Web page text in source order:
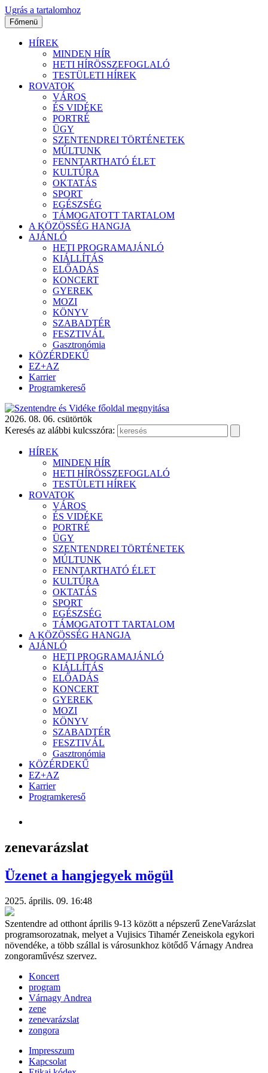
Ugrás a tartalomhoz
Főmenü
HÍREK
MINDEN HÍR
HETI HÍRÖSSZEFOGLALÓ
TESTÜLETI HÍREK
ROVATOK
VÁROS
ÉS VIDÉKE
PORTRÉ
ÜGY
SZENTENDREI TÖRTÉNETEK
MÚLTUNK
FENNTARTHATÓ ÉLET
KULTÚRA
OKTATÁS
SPORT
EGÉSZSÉG
TÁMOGATOTT TARTALOM
A KÖZÖSSÉG HANGJA
AJÁNLÓ
HETI PROGRAMAJÁNLÓ
KIÁLLÍTÁS
ELŐADÁS
KONCERT
GYEREK
MOZI
KÖNYV
SZABADTÉR
FESZTIVÁL
Gasztronómia
KÖZÉRDEKŰ
EZ+AZ
Karrier
Programkereső
2026. 08. 06. csütörtök
Keresés az alábbi kulcsszóra:
HÍREK
MINDEN HÍR
HETI HÍRÖSSZEFOGLALÓ
TESTÜLETI HÍREK
ROVATOK
VÁROS
ÉS VIDÉKE
PORTRÉ
ÜGY
SZENTENDREI TÖRTÉNETEK
MÚLTUNK
FENNTARTHATÓ ÉLET
KULTÚRA
OKTATÁS
SPORT
EGÉSZSÉG
TÁMOGATOTT TARTALOM
A KÖZÖSSÉG HANGJA
AJÁNLÓ
HETI PROGRAMAJÁNLÓ
KIÁLLÍTÁS
ELŐADÁS
KONCERT
GYEREK
MOZI
KÖNYV
SZABADTÉR
FESZTIVÁL
Gasztronómia
KÖZÉRDEKŰ
EZ+AZ
Karrier
Programkereső
zenevarázslat
Üzenet a hangjegyek mögül
2025. április. 09. 16:48
Szentendre ad otthont április 9-13 között a népszerű ZeneVarázslat
programsorozatnak, melyet a Vujisics Tihamér Zeneiskola egykori
növendéke, a több szállal is városunkhoz kötődő Várnagy Andrea
zongoraművész szervez.
Koncert
program
Várnagy Andrea
zene
zenevarázslat
zongora
Impresszum
Kapcsolat